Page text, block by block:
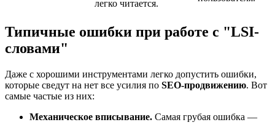
легко читается.
Типичные ошибки при работе с "LSI-
словами"
Даже с хорошими инструментами легко допустить ошибки,
которые сведут на нет все усилия по SEO-продвижению. Вот
самые частые из них:
Механическое вписывание. Самая грубая ошибка —